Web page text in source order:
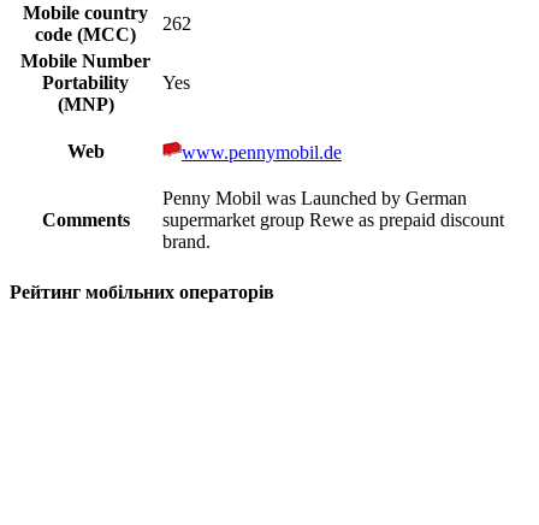
Mobile country
code (MCC)
262
Mobile Number
Portability
(MNP)
Yes
Web www.pennymobil.de
Comments
Penny Mobil was Launched by German
supermarket group Rewe as prepaid discount
brand.
Рейтинг мобільних операторів